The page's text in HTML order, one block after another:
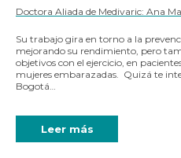
Doctora Aliada de Medivaric: Ana
Su trabajo gira en torno a la
mejorando su rendimiento, pero
objetivos con el ejercicio, en
mujeres embarazadas. Quizá te
Bogotá…
Leer más